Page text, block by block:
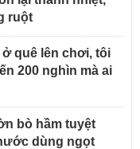
ruột
quê lên chơi, tôi
200 nghìn mà ai
bò hầm tuyệt
dùng ngọt